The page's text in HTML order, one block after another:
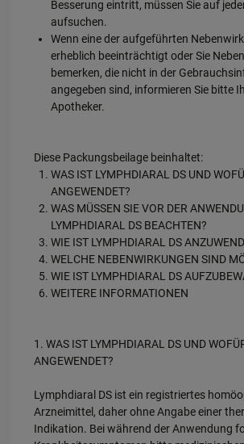
Besserung eintritt, müssen Sie auf
aufsuchen.
Wenn eine der aufgeführten
erheblich beeinträchtigt oder Sie
bemerken, die nicht in der
angegeben sind, informieren Sie bitte
Apotheker.
Diese Packungsbeilage beinhaltet:
WAS IST LYMPHDIARAL DS UND
ANGEWENDET?
WAS MÜSSEN SIE VOR DER
LYMPHDIARAL DS BEACHTEN?
WIE IST LYMPHDIARAL DS
WELCHE NEBENWIRKUNGEN SIND
WIE IST LYMPHDIARAL DS
WEITERE INFORMATIONEN
1. WAS IST LYMPHDIARAL DS UND
ANGEWENDET?
Lymphdiaral DS ist ein registriertes
Arzneimittel, daher ohne Angabe einer
Indikation. Bei während der Anwendung